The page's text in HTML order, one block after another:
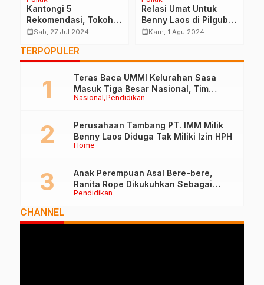
Kantongi 5
Rekomendasi, Tokoh
NU Bakal Dampingi
calendar_monthSab, 27 Jul 2024
Relasi Umat Untuk
Benny Laos di Pilgub
Malut
calendar_monthKam, 1 Agu 2024
TERPOPULER
Nasional Pendidikan
Teras Baca UMMI Kelurahan Sasa
Masuk Tiga Besar Nasional, Tim
Penilai Lakukan Visitasi di Ternate
Home
Perusahaan Tambang PT. IMM Milik
Benny Laos Diduga Tak Miliki Izin HPH
Pendidikan
Anak Perempuan Asal Bere-bere,
Ranita Rope Dikukuhkan Sebagai
Guru Besar dan Rektor Ummu
CHANNEL